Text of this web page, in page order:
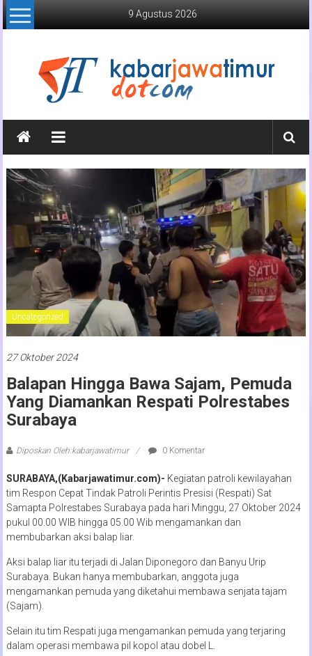
Lompat
ke
9 Agustus 2026
Kabar
Jawa
Timur
Media
Online
Jawa
Timur
Uncategorized
27 Oktober 2024
Balapan Hingga Bawa Sajam, Pemuda
Yang Diamankan Respati Polrestabes
Surabaya
Diposkan Oleh:kabarjawatimur 0 Komentar
SURABAYA,(Kabarjawatimur.com)- Kegiatan patroli kewilayahan
tim Respon Cepat Tindak Patroli Perintis Presisi (Respati) Sat
Samapta Polrestabes Surabaya pada hari Minggu, 27 Oktober 2024
pukul 00.00 WIB hingga 05.00 Wib mengamankan dan
membubarkan aksi balap liar.
Aksi balap liar itu terjadi di Jalan Diponegoro dan Banyu Urip
Surabaya. Bukan hanya membubarkan, anggota juga
mengamankan pemuda yang diketahui membawa senjata tajam
(Sajam).
Selain itu tim Respati juga mengamankan pemuda yang terjaring
dalam operasi membawa pil kopol atau dobel L.